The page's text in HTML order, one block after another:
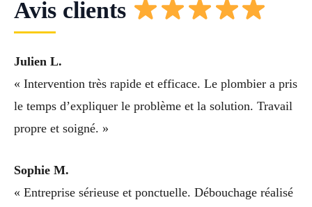
Avis clients
Julien L.
« Intervention très rapide et efficace. Le plombier a pris
le temps d’expliquer le problème et la solution. Travail
propre et soigné. »
Sophie M.
« Entreprise sérieuse et ponctuelle. Débouchage réalisé